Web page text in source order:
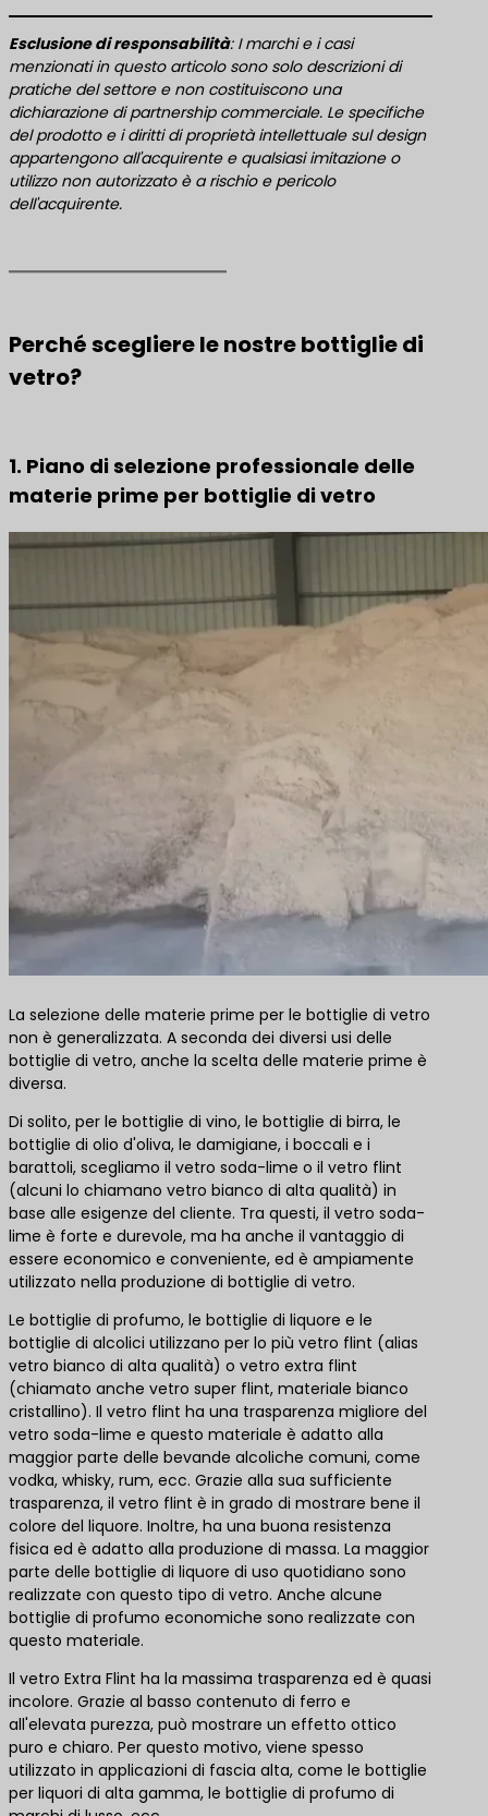
​Esclusione di responsabilità​​: I marchi e i casi
menzionati in questo articolo sono solo descrizioni di
pratiche del settore e non costituiscono una
dichiarazione di partnership commerciale. Le specifiche
del prodotto e i diritti di proprietà intellettuale sul design
appartengono all'acquirente e qualsiasi imitazione o
utilizzo non autorizzato è a rischio e pericolo
dell'acquirente.
Perché scegliere le nostre bottiglie di
vetro?
1. Piano di selezione professionale delle
materie prime per bottiglie di vetro
La selezione delle materie prime per le bottiglie di vetro
non è generalizzata. A seconda dei diversi usi delle
bottiglie di vetro, anche la scelta delle materie prime è
diversa.
Di solito, per le bottiglie di vino, le bottiglie di birra, le
bottiglie di olio d'oliva, le damigiane, i boccali e i
barattoli, scegliamo il vetro soda-lime o il vetro flint
(alcuni lo chiamano vetro bianco di alta qualità) in
base alle esigenze del cliente. Tra questi, il vetro soda-
lime è forte e durevole, ma ha anche il vantaggio di
essere economico e conveniente, ed è ampiamente
utilizzato nella produzione di bottiglie di vetro.
Le bottiglie di profumo, le bottiglie di liquore e le
bottiglie di alcolici utilizzano per lo più vetro flint (alias
vetro bianco di alta qualità) o vetro extra flint
(chiamato anche vetro super flint, materiale bianco
cristallino). Il vetro flint ha una trasparenza migliore del
vetro soda-lime e questo materiale è adatto alla
maggior parte delle bevande alcoliche comuni, come
vodka, whisky, rum, ecc. Grazie alla sua sufficiente
trasparenza, il vetro flint è in grado di mostrare bene il
colore del liquore. Inoltre, ha una buona resistenza
fisica ed è adatto alla produzione di massa. La maggior
parte delle bottiglie di liquore di uso quotidiano sono
realizzate con questo tipo di vetro. Anche alcune
bottiglie di profumo economiche sono realizzate con
questo materiale.
Il vetro Extra Flint ha la massima trasparenza ed è quasi
incolore. Grazie al basso contenuto di ferro e
all'elevata purezza, può mostrare un effetto ottico
puro e chiaro. Per questo motivo, viene spesso
utilizzato in applicazioni di fascia alta, come le bottiglie
per liquori di alta gamma, le bottiglie di profumo di